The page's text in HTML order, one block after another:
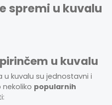
spremi u kuvalu
u kuvalu
u kuvalu su jednostavni i
nekoliko popularnih